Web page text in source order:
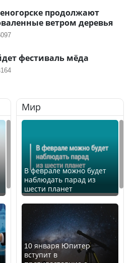
продолжают
ветром деревья
фестиваль мёда
Мир
В феврале можно будет
наблюдать парад из
шести планет
10 января Юпитер
вступит в